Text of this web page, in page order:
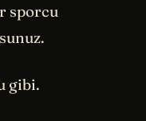
sporcu
gibi.